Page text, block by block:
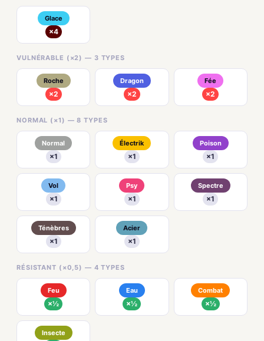
Glace
×4
VULNÉRABLE (×2) — 3 TYPES
Roche
×2
Dragon
×2
Fée
×2
NORMAL (×1) — 8 TYPES
Normal
×1
Électrik
×1
Poison
×1
Vol
×1
Psy
×1
Spectre
×1
Ténèbres
×1
Acier
×1
RÉSISTANT (×0,5) — 4 TYPES
Feu
×½
Eau
×½
Combat
×½
Insecte